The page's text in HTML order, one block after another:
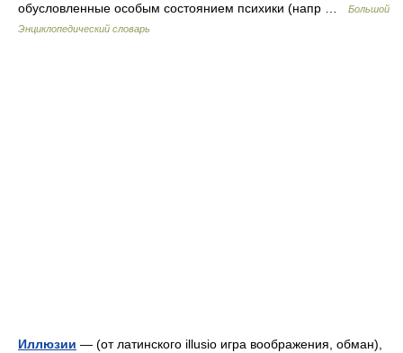
обусловленные особым состоянием психики (напр …
Большой
Энциклопедический словарь
Иллюзии — (от латинского illusio игра воображения, обман),